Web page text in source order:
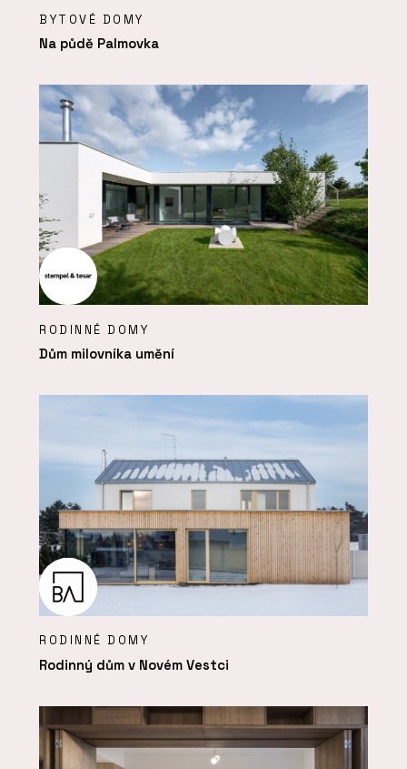
BYTOVÉ DOMY
Na půdě Palmovka
RODINNÉ DOMY
Dům milovníka umění
RODINNÉ DOMY
Rodinný dům v Novém Vestci